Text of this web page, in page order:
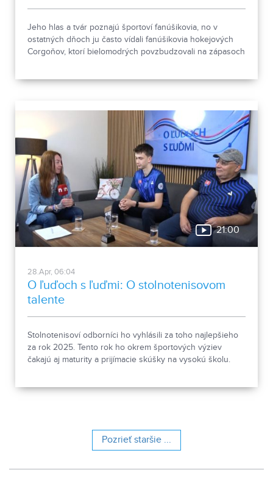
Jeho hlas a tvár poznajú športoví fanúšikovia, no v
ostatných dňoch ju často vídali fanúšikovia hokejových
Corgoňov, ktorí bielomodrých povzbudzovali na zápasoch
21:00
28.Apr, 06:04
O ľuďoch s ľuďmi: O stolnotenisovom
talente
Stolnotenisoví odborníci ho vyhlásili za toho najlepšieho
za rok 2025. Tento rok ho okrem športových výziev
čakajú aj maturity a prijímacie skúšky na vysokú školu.
relácii O ľuďoch s ľuďmi.
Pozrieť staršie ...